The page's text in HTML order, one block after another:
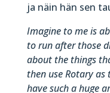
ja näin hän sen
Imagine to me is
to run after those
about the things
then use Rotary as
have such a huge